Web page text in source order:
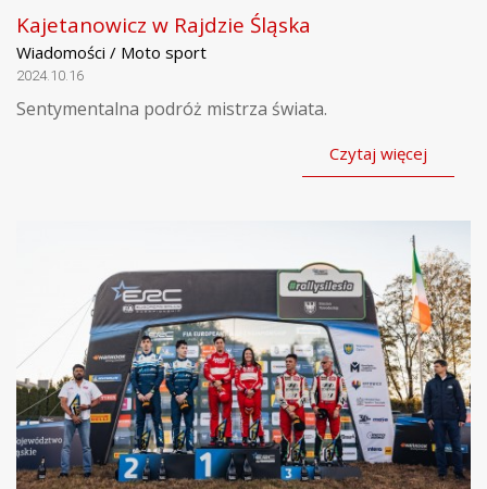
Kajetanowicz w Rajdzie Śląska
Wiadomości / Moto sport
2024.10.16
Sentymentalna podróż mistrza świata.
Czytaj więcej